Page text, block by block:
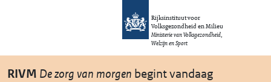
Overslaan en naar de inhoud gaan
Rijksinstituut voor
Volksgezondheid en Milieu
Ministerie van Volksgezondheid,
Welzijn en Sport
RIVM De zorg van morgen begint vandaag